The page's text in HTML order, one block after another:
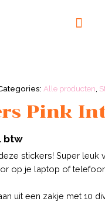
Alle producten
Pink
btw
stickers! Super leuk
op je laptop of
uit een zakje met 10